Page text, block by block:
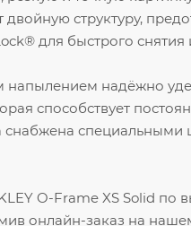
двойную структуру,
для быстрого
надёжно
способствует
снабжена
O-Frame XS Solid
онлайн-заказ на